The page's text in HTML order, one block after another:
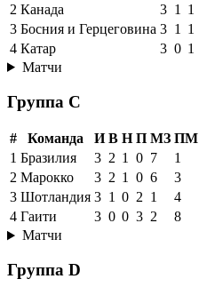
2 Канада 3 1 1
3 Босния и Герцеговина 3 1 1
4 Катар 3 0 1
Матчи
Группа C
# Команда И В Н П МЗ ПМ
1 Бразилия 3 2 1 0 7 1
2 Марокко 3 2 1 0 6 3
3 Шотландия 3 1 0 2 1 4
4 Гаити 3 0 0 3 2 8
Матчи
Группа D